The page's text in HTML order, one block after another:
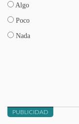
Algo
Poco
Nada
PUBLICIDAD